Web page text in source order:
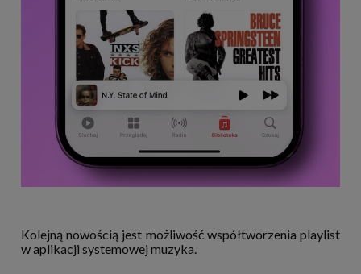
Kolejną nowością jest możliwość współtworzenia playlist
w aplikacji systemowej muzyka.